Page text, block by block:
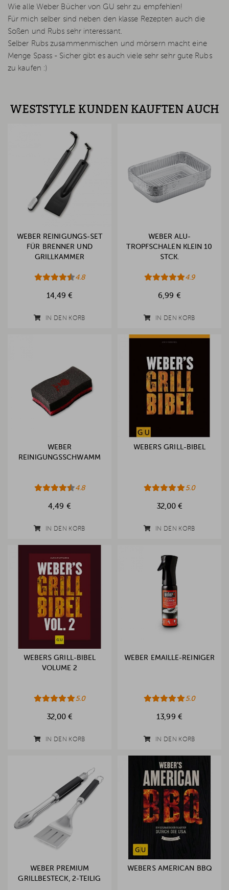
Wie alle Weber Bücher von GU sehr zu empfehlen!
Für mich selber sind neben den klasse Rezepten auch die
Soßen und Rubs sehr interessant.
Selber Rubs zusammenmischen und mörsern macht eine
Menge Spass - Sicher gibt es auch viele sehr sehr gute Rubs
zu kaufen :)
WESTSTYLE KUNDEN KAUFTEN AUCH
WEBER REINIGUNGS-SET
FÜR BRENNER UND
GRILLKAMMER
4.8
14,49 €
IN DEN KORB
WEBER ALU-
TROPFSCHALEN KLEIN 10
STCK.
4.9
6,99 €
IN DEN KORB
WEBER
REINIGUNGSSCHWAMM
4.8
4,49 €
IN DEN KORB
WEBERS GRILL-BIBEL
5.0
32,00 €
IN DEN KORB
WEBERS GRILL-BIBEL
VOLUME 2
5.0
32,00 €
IN DEN KORB
WEBER EMAILLE-REINIGER
5.0
13,99 €
IN DEN KORB
WEBER PREMIUM
GRILLBESTECK, 2-TEILIG
WEBERS AMERICAN BBQ